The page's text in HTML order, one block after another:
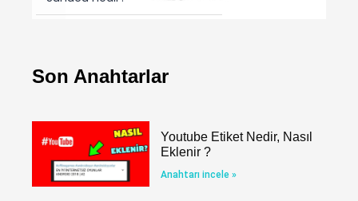
Son Anahtarlar
Youtube Etiket Nedir, Nasıl
Eklenir ?
Anahtarı incele »